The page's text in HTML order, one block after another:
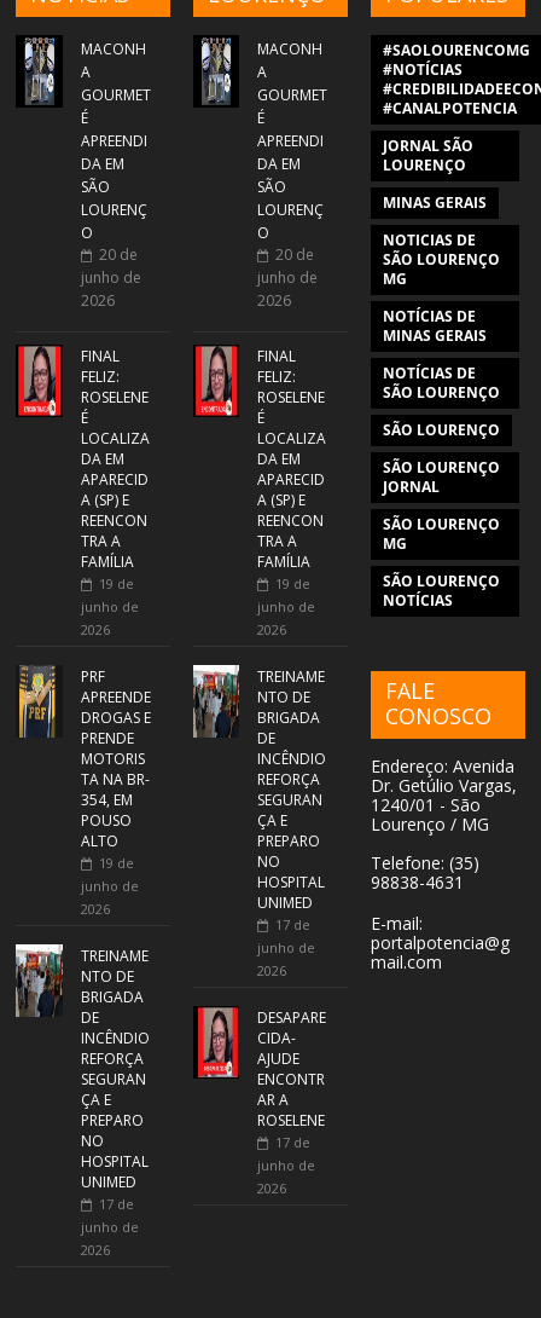
MACONH
A
GOURMET
É
APREENDI
DA EM
SÃO
LOURENÇ
O
20 de
junho de
2026
FINAL
FELIZ:
ROSELENE
É
LOCALIZA
DA EM
APARECID
A (SP) E
REENCON
TRA A
FAMÍLIA
19 de
junho de
2026
PRF
APREENDE
DROGAS E
PRENDE
MOTORIS
TA NA BR-
354, EM
POUSO
ALTO
19 de
junho de
2026
TREINAME
NTO DE
BRIGADA
DE
INCÊNDIO
REFORÇA
SEGURAN
ÇA E
PREPARO
NO
HOSPITAL
UNIMED
17 de
junho de
2026
MACONH
A
GOURMET
É
APREENDI
DA EM
SÃO
LOURENÇ
O
20 de
junho de
2026
FINAL
FELIZ:
ROSELENE
É
LOCALIZA
DA EM
APARECID
A (SP) E
REENCON
TRA A
FAMÍLIA
19 de
junho de
2026
TREINAME
NTO DE
BRIGADA
DE
INCÊNDIO
REFORÇA
SEGURAN
ÇA E
PREPARO
NO
HOSPITAL
UNIMED
17 de
junho de
2026
DESAPARE
CIDA-
AJUDE
ENCONTR
AR A
ROSELENE
17 de
junho de
2026
#SAOLOURENCOMG
#NOTÍCIAS
#CANALPOTENCIA
JORNAL SÃO
LOURENÇO
MINAS GERAIS
NOTICIAS DE
SÃO LOURENÇO
MG
NOTÍCIAS DE
MINAS GERAIS
NOTÍCIAS DE
SÃO LOURENÇO
SÃO LOURENÇO
SÃO LOURENÇO
JORNAL
SÃO LOURENÇO
MG
SÃO LOURENÇO
NOTÍCIAS
FALE
CONOSCO
Endereço: Avenida
Dr. Getúlio Vargas,
1240/01 - São
Lourenço / MG
Telefone: (35)
98838-4631
E-mail:
portalpotencia@g
mail.com